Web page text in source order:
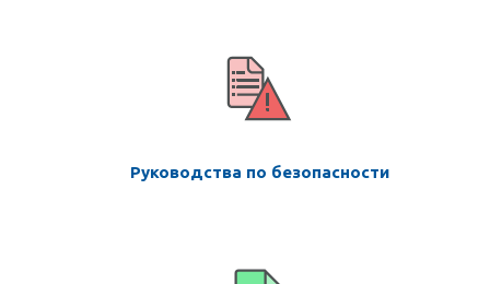
Руководства по безопасности